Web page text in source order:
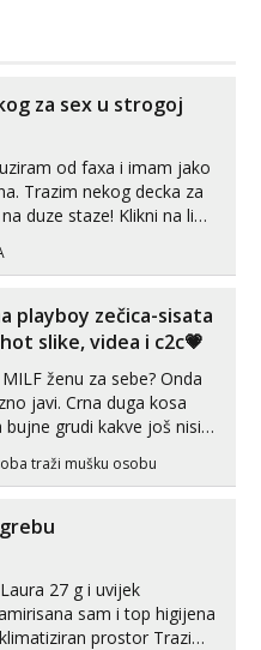
za sex u strogoj
od faxa i imam jako
Trazim nekog decka za
staze! Klikni na link
playboy zečica-sisata
slike, videa i c2c💗
ženu za sebe? Onda
javi. Crna duga kosa
bujne grudi kakve još nisi
A usne? O usnama
pričam. Prave pune usne
još nisi vidio. Uvijek sam
zabavu...
traži mušku osobu
27 g i uvijek
sam i top higijena
prostor Trazim